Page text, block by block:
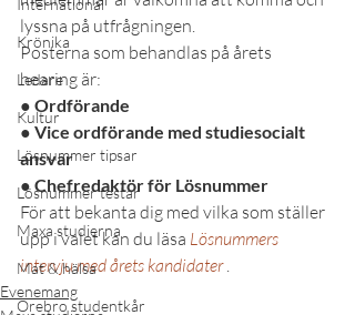
International
Krönika
Ledare
Kultur
Lösnummer tipsar
Lösnummer testar
Maxa studierna
Mat & hälsa
Örebro studentkår
lyssna på utfrågningen.
Posterna som behandlas på årets
hearing är:
● Ordförande
● Vice ordförande med studiesocialt
ansvar
● Chefredaktör för Lösnummer
För att bekanta dig med vilka som ställer
upp i valet kan du läsa Lösnummers
intervju med årets kandidater .
Evenemang